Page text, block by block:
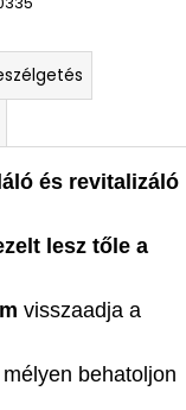
és revitalizáló
lesz tőle a
visszaadja a
behatoljon